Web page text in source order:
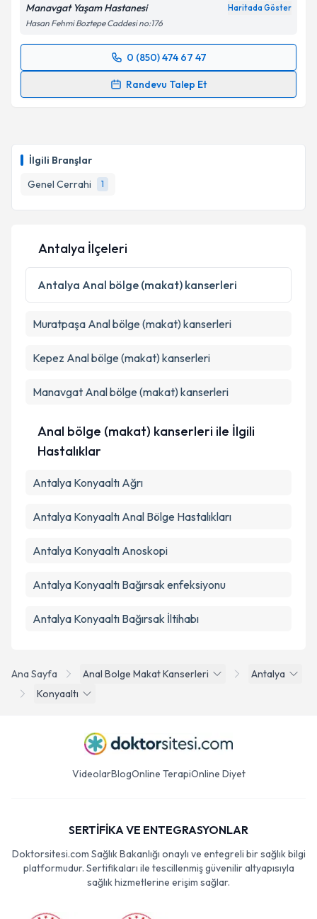
İlgili Branşlar
Genel Cerrahi
1
Manavgat Yaşam Hastanesi Haritada Göster
Hasan Fehmi Boztepe Caddesi no:176
0 (850) 474 67 47
Randevu Talep Et
Randevu Takvimi Talebi
E-posta Adresiniz
Kişisel verilerimin işlenmesine ilişkin
Metni'ni okudum ve kişisel verilerimin belirtilen
kapsamda işlenmesini kabul ediyorum.
Ana Sayfa Anal Bolge Makat Kanserleri
Antalya
Konyaaltı
Antalya İlçeleri
Antalya Anal bölge (makat) kanserleri
Muratpaşa Anal bölge (makat) kanserleri
Kepez Anal bölge (makat) kanserleri
Manavgat Anal bölge (makat) kanserleri
Anal bölge (makat) kanserleri ile İlgili
Hastalıklar
Antalya Konyaaltı Ağrı
Antalya Konyaaltı Anal Bölge Hastalıkları
Antalya Konyaaltı Anoskopi
Antalya Konyaaltı Bağırsak enfeksiyonu
Antalya Konyaaltı Bağırsak İltihabı
VideolarBlogOnline TerapiOnline Diyet
SERTİFİKA VE ENTEGRASYONLAR
Doktorsitesi.com Sağlık Bakanlığı onaylı ve entegreli bir sağlık bilgi
platformudur. Sertifikaları ile tescillenmiş güvenilir altyapısıyla
sağlık hizmetlerine erişim sağlar.